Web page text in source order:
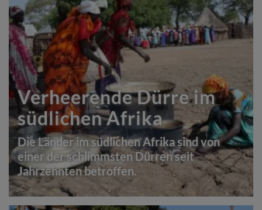
Verheerende Dürre im
südlichen Afrika
Die Länder im südlichen Afrika sind von
einer der schlimmsten Dürren seit
Jahrzehnten betroffen.